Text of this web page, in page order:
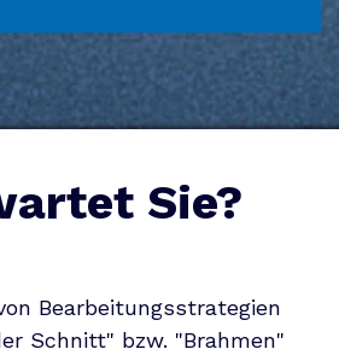
Sie?
Bearbeitungsstrategien
Schnitt" bzw. "Brahmen"